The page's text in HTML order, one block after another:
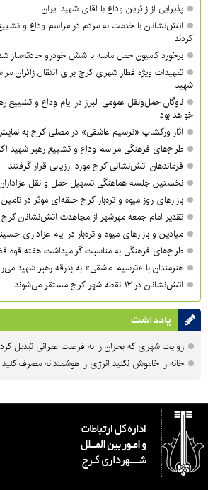
پذیرایی از زائرین وداع با آقای شهید ایران
آتش‌نشانان با خدمت به مردم در مراسم وداع و
کردند
برخورد کامیون حمل ماسه با شش خودرو حادثه‌ساز
تمهیدات ویژه قطار شهری کرج برای انتقال زائران
شهید
خواهد بود
آثار ورکشاپ «ترسیم عاشقی» در مصلی کرج به
طرح‌های فرهنگی مراسم وداع و تشییع رهبر شهید
فرماندهان آتش‌نشانی کرج مورد ارزیابی قرار گرفتند
نخستین جلسه هماهنگی تسهیل حمل و نقل عزاداران
بازارهای روز میوه و تره‌بار کرج حلقه‌ای موثر در
تقدیر امام جمعه مهرشهر از مجاهدت آتش‌نشانان
میادین و بازارهای میوه و تره‌بار در ایام عزاداری
طرح‌های فرهنگی به مناسبت گرامیداشت هفته قوه
هنرمندان با «ترسیم عاشقی» به بدرقه رهبر شهید
آتش‌نشانان در ۱۲ نقطه شهر کرج مستقر می‌شوند
یادداشت
روایت شهری که بحران را به فرصت عمرانی تبدیل کرد
خانه را خاموش نکنید انرژی را هوشمندانه مصرف کنید